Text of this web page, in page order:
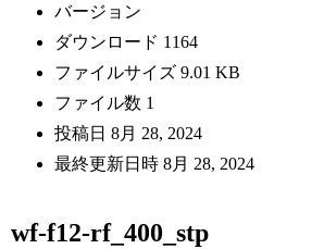
バージョン
ダウンロード 1164
ファイルサイズ9.01 KB
ファイル数 1
投稿日8月 28, 2024
最終更新日時8月 28, 2024
wf-f12-rf_400_stp